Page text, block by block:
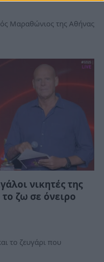
Μαραθώνιος της Αθήνας
νικητές της
ζω σε όνειρο
το ζευγάρι που